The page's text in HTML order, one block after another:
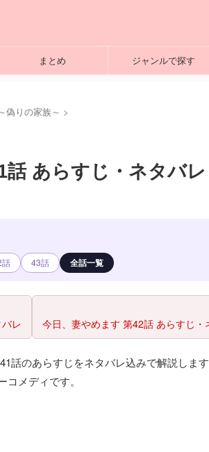
まとめ ジャンルで探す
偽りの家族～ >
あらすじ・ネタバレ
43話 全話一覧
レ 今日、妻やめます 第42話 あらすじ・
話のあらすじをネタバレ込みで解説しま
メディです。